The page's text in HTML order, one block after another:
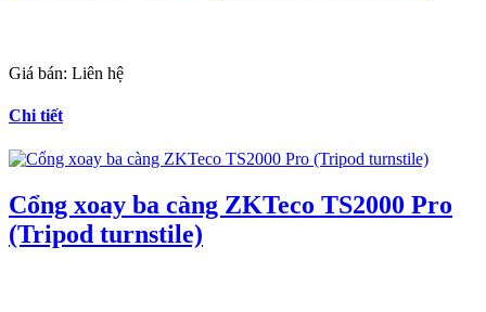
Giá bán: Liên hệ
Chi tiết
Cổng xoay ba càng ZKTeco TS2000 Pro
(Tripod turnstile)